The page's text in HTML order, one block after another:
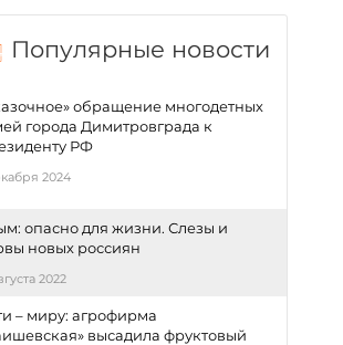
Популярные новости
обращение многодетных
города Димитровграда к
РФ
2024
опасно для жизни. Слезы и
новых россиян
2022
– миру: агрофирма
высадила фруктовый